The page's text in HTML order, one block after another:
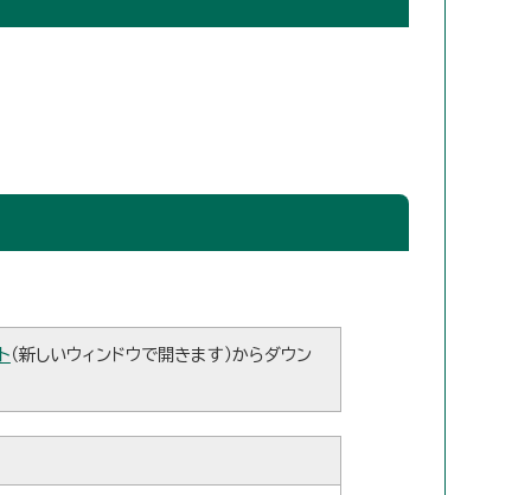
（新しいウィンドウで開きます）からダウン